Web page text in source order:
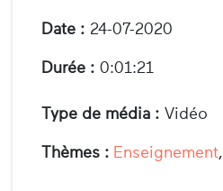
Date : 24-07-2020
Durée : 0:01:21
Type de média : Vidéo
Thèmes : Enseignement,